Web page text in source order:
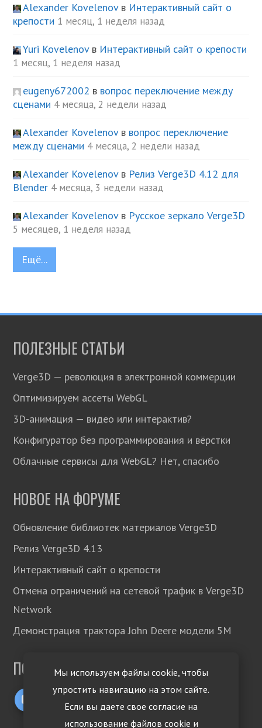
Мы используем файлы cookie, чтобы
упростить навигацию на этом сайте.
Если вы даете свое согласие на
использование файлов cookie и
Alexander Kovelenovв Интерактивный сайт о
крепости 1 месяц, 1 неделя назад
Yuri Kovelenovв Интерактивный сайт о крепости
1 месяц, 1 неделя назад
eugeny672002 в вопрос переключение между
сценами 4 месяца, 2 недели назад
Alexander Kovelenovв вопрос переключение
между сценами 4 месяца, 2 недели назад
Alexander Kovelenovв Релиз Verge3D 4.12 для
Blender 4 месяца, 3 недели назад
Alexander Kovelenovв Русское зеркало Verge3D
5 месяцев, 1 неделя назад
Ещё...
ПОЛЕЗНЫЕ СТАТЬИ
Verge3D — революция в электронной коммерции
Оптимизируем ассеты WebGL
3D-анимация — видео или интерактив?
Конфигуратор без программирования и вёрстки
Облачные сервисы для WebGL? Нет, спасибо
НОВОЕ НА ФОРУМЕ
Обновление библиотек материалов Verge3D
Релиз Verge3D 4.13
Интерактивный сайт о крепости
Отмена ограничений на сетевой трафик в Verge3D
Network
Демонстрация трактора John Deere модели 5М
ПОДПИСЫВАЙТЕСЬ!